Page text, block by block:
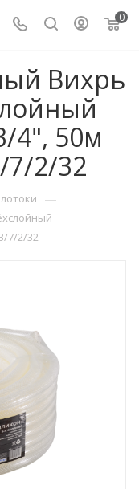
0
Вихрь
4", 50м
7/2/32
—
7/2/32